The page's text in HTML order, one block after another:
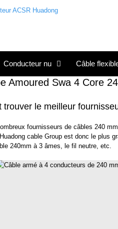
Conducteur nu Câble
Amoured Swa 4 Core
trouver le meilleur
fournisseurs de câbles 240
cable Group est donc le plus
240mm à 3 âmes, le fil neutre, etc.